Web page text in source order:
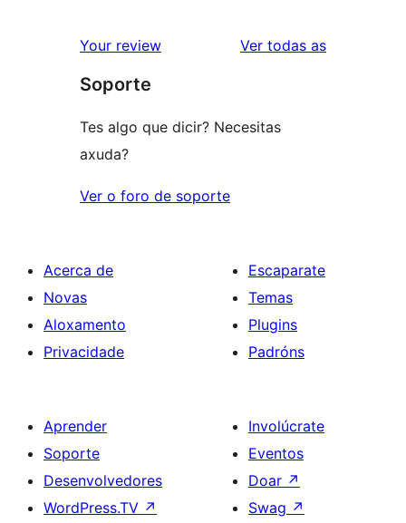
Your review Ver todas asvaloracións
Soporte
Tes algo que dicir? Necesitas
axuda?
Ver o foro de soporte
Acerca de
Novas
Aloxamento
Privacidade
Escaparate
Temas
Plugins
Padróns
Aprender
Soporte
Desenvolvedores
WordPress.TV ↗
Involúcrate
Eventos
Doar ↗
Swag ↗